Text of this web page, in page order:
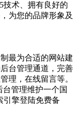
技术、拥有良好的
为您的品牌形象及
最为合适的网站建
台管理通道，完善
理，在线留言等。
管理维护一个国
引擎登陆免费备